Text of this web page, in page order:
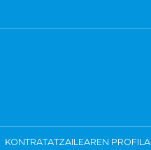
KONTRATATZAILEAREN PROFILA